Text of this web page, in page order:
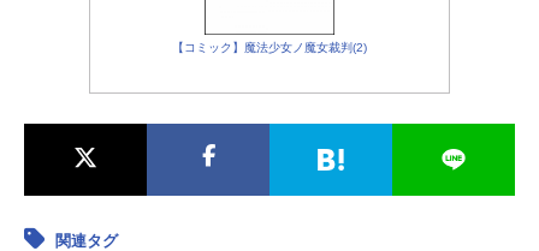
【コミック】魔法少女ノ魔女裁判(2)
関連タグ